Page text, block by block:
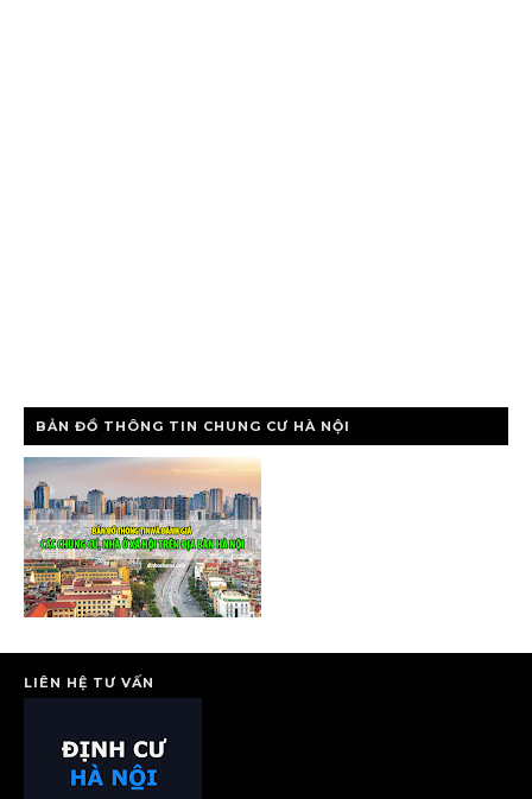
BẢN ĐỒ THÔNG TIN CHUNG CƯ HÀ NỘI
LIÊN HỆ TƯ VẤN